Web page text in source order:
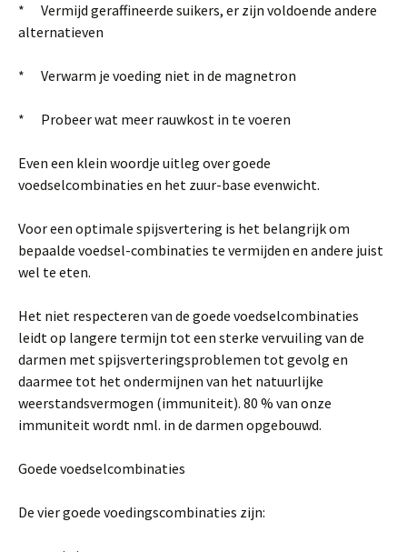
* Vermijd geraffineerde suikers, er zijn voldoende andere
alternatieven
* Verwarm je voeding niet in de magnetron
* Probeer wat meer rauwkost in te voeren
Even een klein woordje uitleg over goede
voedselcombinaties en het zuur-base evenwicht.
Voor een optimale spijsvertering is het belangrijk om
bepaalde voedsel-combinaties te vermijden en andere juist
wel te eten.
Het niet respecteren van de goede voedselcombinaties
leidt op langere termijn tot een sterke vervuiling van de
darmen met spijsverteringsproblemen tot gevolg en
daarmee tot het ondermijnen van het natuurlijke
weerstandsvermogen (immuniteit). 80 % van onze
immuniteit wordt nml. in de darmen opgebouwd.
Goede voedselcombinaties
De vier goede voedingscombinaties zijn: